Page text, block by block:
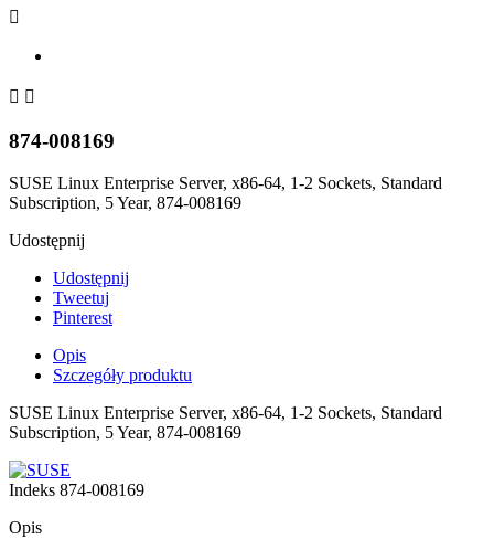

 
874-008169
SUSE Linux Enterprise Server, x86-64, 1-2 Sockets, Standard
Subscription, 5 Year, 874-008169
Udostępnij
Udostępnij
Tweetuj
Pinterest
Opis
Szczegóły produktu
SUSE Linux Enterprise Server, x86-64, 1-2 Sockets, Standard
Subscription, 5 Year, 874-008169
Indeks 874-008169
Opis